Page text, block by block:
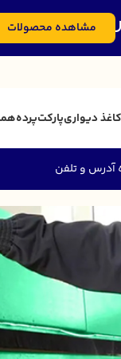
کاغذ دیواریپارکتپرده
آدرس و تلفن
مشاهده محصولات